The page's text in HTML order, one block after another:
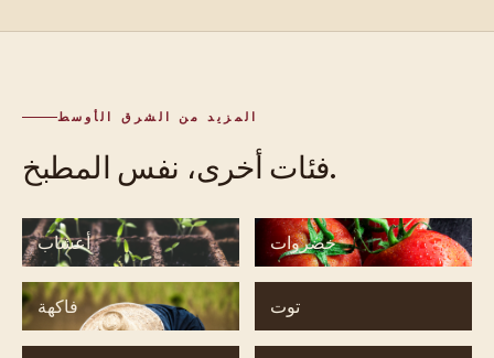
المزيد من الشرق الأوسط
فئات أخرى، نفس المطبخ.
أعشاب خضروات
فاكهة توت